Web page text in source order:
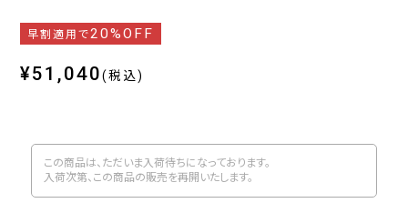
早割適用で20%OFF
¥51,040(税込)
この商品は、ただいま入荷待ちになっております。
入荷次第、この商品の販売を再開いたします。